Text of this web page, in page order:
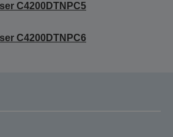
C4200DTNPC5
C4200DTNPC6